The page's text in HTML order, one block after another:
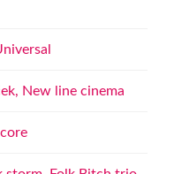
New line cinema